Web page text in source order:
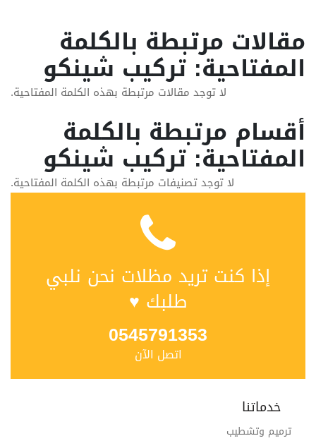
مقالات مرتبطة بالكلمة
المفتاحية: تركيب شينكو
لا توجد مقالات مرتبطة بهذه الكلمة المفتاحية.
أقسام مرتبطة بالكلمة
المفتاحية: تركيب شينكو
لا توجد تصنيفات مرتبطة بهذه الكلمة المفتاحية.
إذا كنت تريد مظلات نحن نلبي
طلبك ♥
0545791353
اتصل الآن
خدماتنا
ترميم وتشطيب